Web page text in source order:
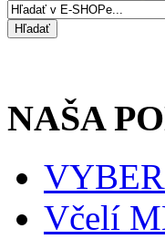
NAŠA
Včelí